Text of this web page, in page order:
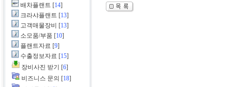
배차플랜트 [14]
크라샤플랜트 [13]
고객매물장비 [13]
소모품/부품 [10]
플랜트자료 [9]
수출정보자료 [15]
장비사진 받기 [6]
비즈니스 문의 [18]